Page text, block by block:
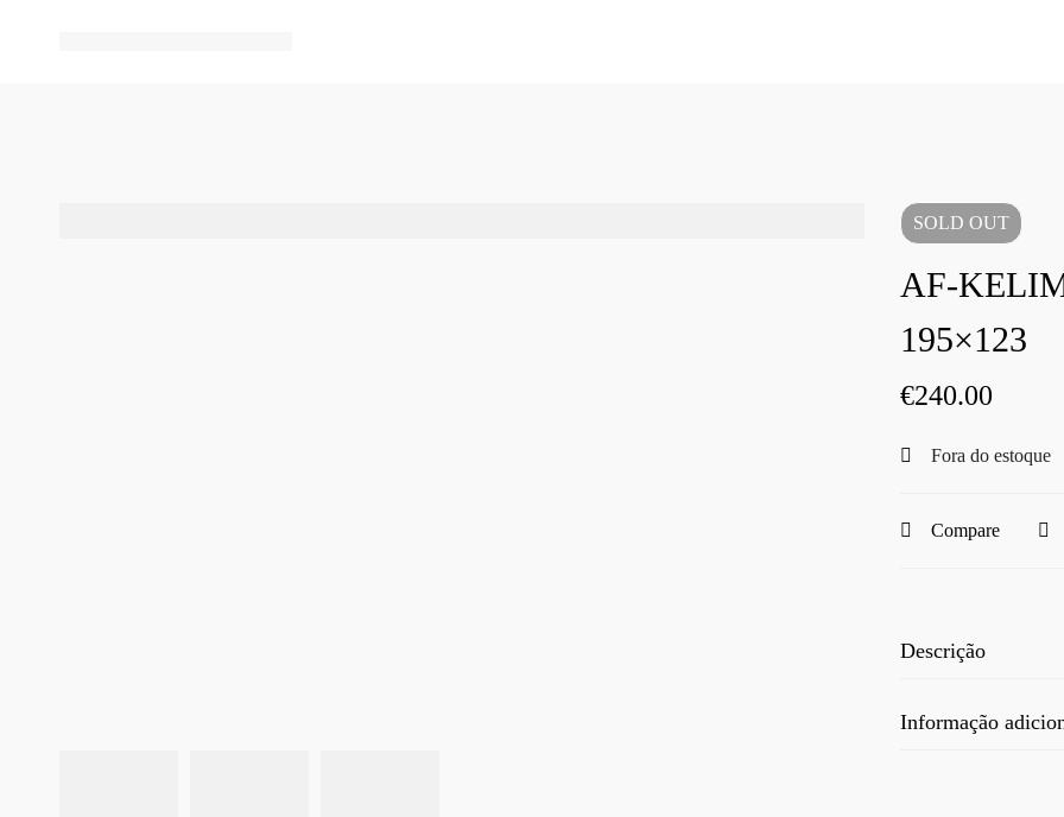
SOLD OUT
AF-
195×123
€240.00
Fora do estoque
Compare
Descrição
Informação